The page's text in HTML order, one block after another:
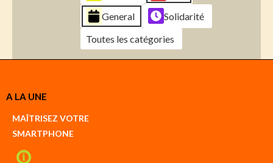
General
Solidarité
Toutes les catégories
Créer
compte
A LA UNE
MAÎTRISEZ VOTRE
SMARTPHONE